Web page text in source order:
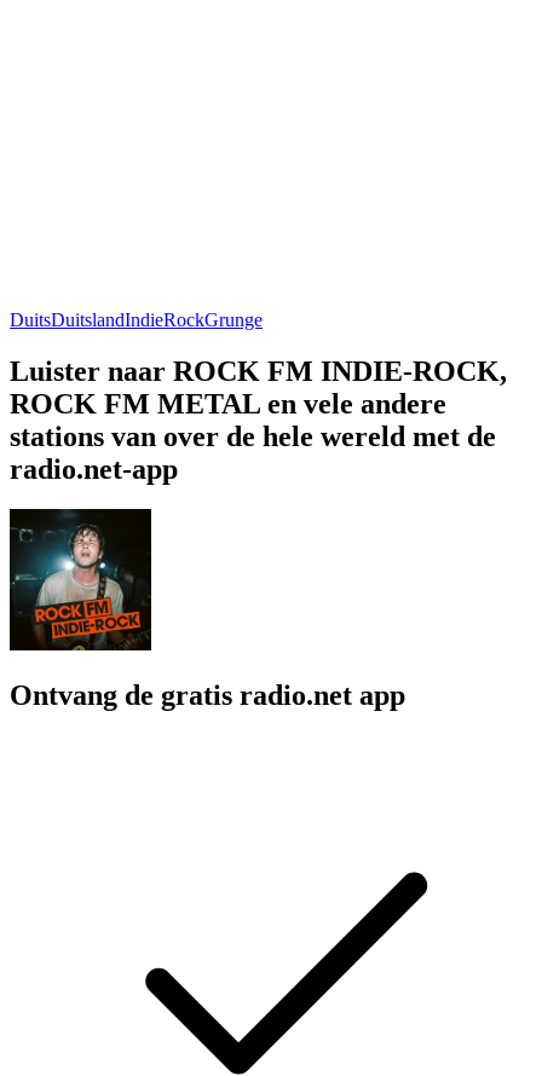
DuitsDuitslandIndieRockGrunge
Luister naar ROCK FM INDIE-ROCK,
ROCK FM METAL en vele andere
stations van over de hele wereld met de
radio.net-app
Ontvang de gratis radio.net app